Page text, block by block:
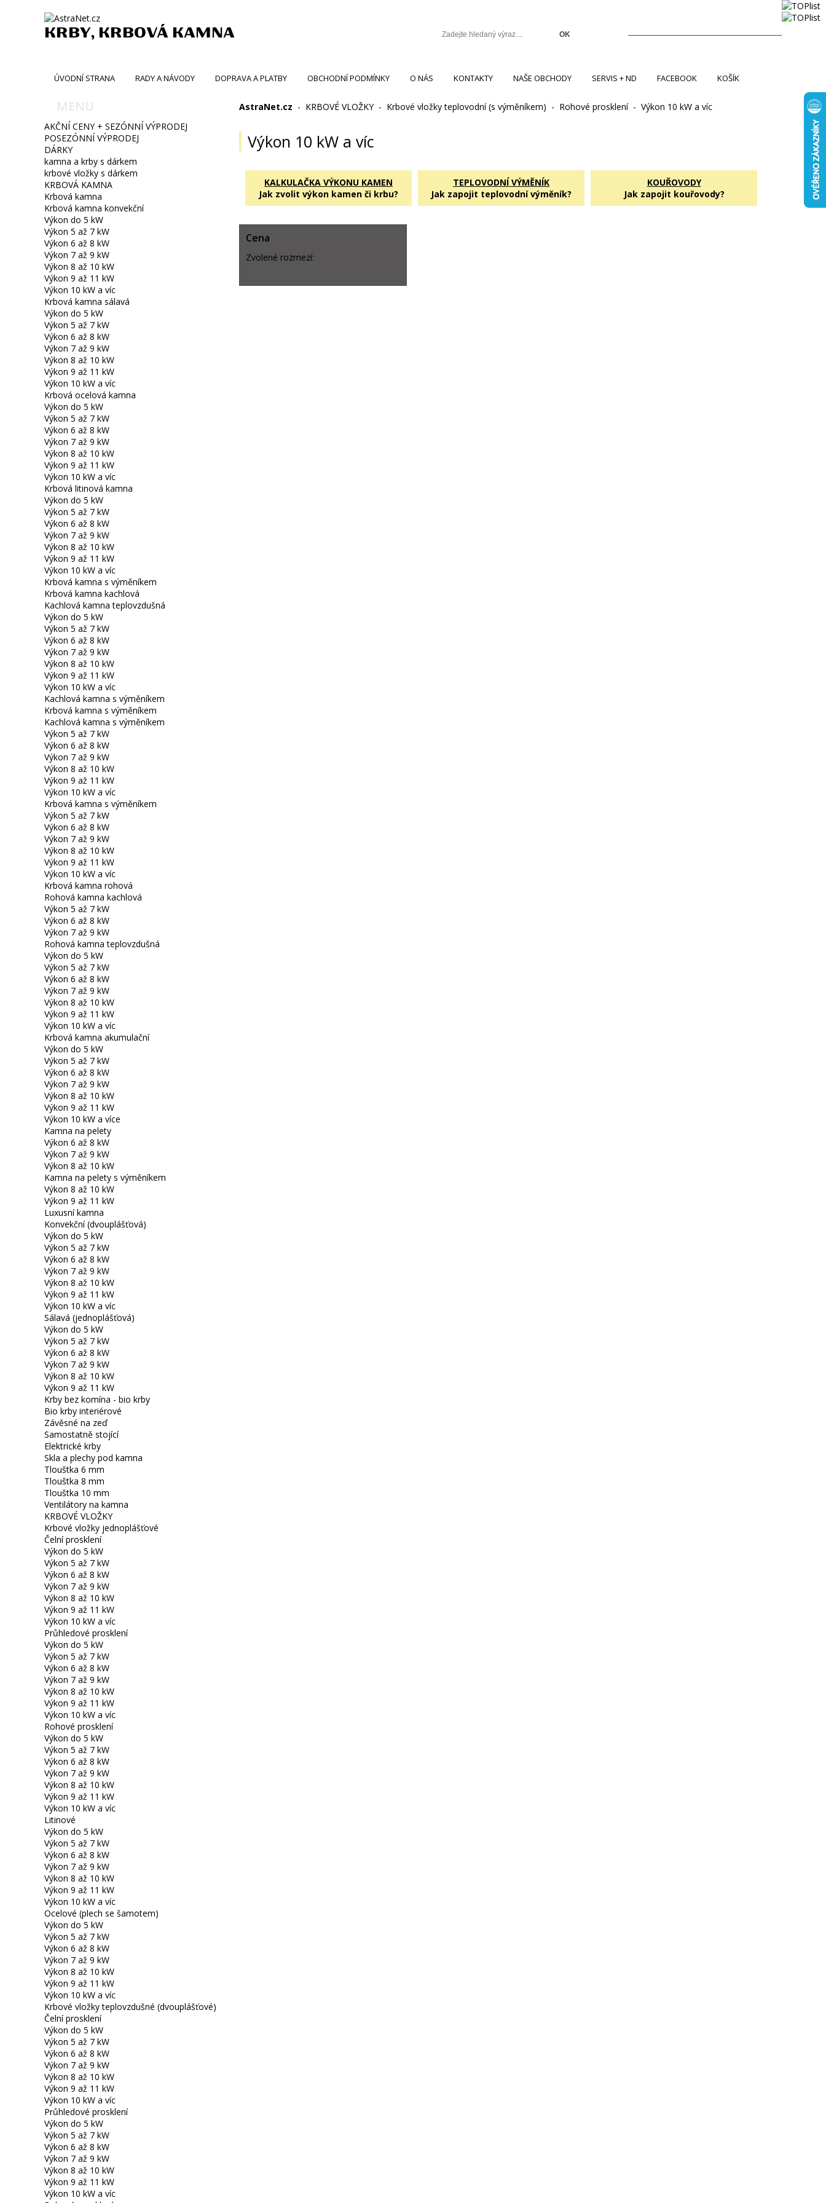
KRBY, KRBOVÁ KAMNA
ÚVODNÍ STRANA RADY A NÁVODY DOPRAVA A PLATBY OBCHODNÍ PODMÍNKY O NÁS KONTAKTY NAŠE OBCHODY SERVIS + ND FACEBOOK KOŠÍK
AKČNÍ CENY + SEZÓNNÍ VÝPRODEJ
POSEZÓNNÍ VÝPRODEJ
DÁRKY
kamna a krby s dárkem
krbové vložky s dárkem
KRBOVÁ KAMNA
Krbová kamna
Krbová kamna konvekční
Výkon do 5 kW
Výkon 5 až 7 kW
Výkon 6 až 8 kW
Výkon 7 až 9 kW
Výkon 8 až 10 kW
Výkon 9 až 11 kW
Výkon 10 kW a víc
Krbová kamna sálavá
Výkon do 5 kW
Výkon 5 až 7 kW
Výkon 6 až 8 kW
Výkon 7 až 9 kW
Výkon 8 až 10 kW
Výkon 9 až 11 kW
Výkon 10 kW a víc
Krbová ocelová kamna
Výkon do 5 kW
Výkon 5 až 7 kW
Výkon 6 až 8 kW
Výkon 7 až 9 kW
Výkon 8 až 10 kW
Výkon 9 až 11 kW
Výkon 10 kW a víc
Krbová litinová kamna
Výkon do 5 kW
Výkon 5 až 7 kW
Výkon 6 až 8 kW
Výkon 7 až 9 kW
Výkon 8 až 10 kW
Výkon 9 až 11 kW
Výkon 10 kW a víc
Krbová kamna s výměníkem
Krbová kamna kachlová
Kachlová kamna teplovzdušná
Výkon do 5 kW
Výkon 5 až 7 kW
Výkon 6 až 8 kW
Výkon 7 až 9 kW
Výkon 8 až 10 kW
Výkon 9 až 11 kW
Výkon 10 kW a víc
Kachlová kamna s výměníkem
Krbová kamna s výměníkem
Kachlová kamna s výměníkem
Výkon 5 až 7 kW
Výkon 6 až 8 kW
Výkon 7 až 9 kW
Výkon 8 až 10 kW
Výkon 9 až 11 kW
Výkon 10 kW a víc
Krbová kamna s výměníkem
Výkon 5 až 7 kW
Výkon 6 až 8 kW
Výkon 7 až 9 kW
Výkon 8 až 10 kW
Výkon 9 až 11 kW
Výkon 10 kW a víc
Krbová kamna rohová
Rohová kamna kachlová
Výkon 5 až 7 kW
Výkon 6 až 8 kW
Výkon 7 až 9 kW
Rohová kamna teplovzdušná
Výkon do 5 kW
Výkon 5 až 7 kW
Výkon 6 až 8 kW
Výkon 7 až 9 kW
Výkon 8 až 10 kW
Výkon 9 až 11 kW
Výkon 10 kW a víc
Krbová kamna akumulační
Výkon do 5 kW
Výkon 5 až 7 kW
Výkon 6 až 8 kW
Výkon 7 až 9 kW
Výkon 8 až 10 kW
Výkon 9 až 11 kW
Výkon 10 kW a více
Kamna na pelety
Výkon 6 až 8 kW
Výkon 7 až 9 kW
Výkon 8 až 10 kW
Kamna na pelety s výměníkem
Výkon 8 až 10 kW
Výkon 9 až 11 kW
Luxusní kamna
Konvekční (dvouplášťová)
Výkon do 5 kW
Výkon 5 až 7 kW
Výkon 6 až 8 kW
Výkon 7 až 9 kW
Výkon 8 až 10 kW
Výkon 9 až 11 kW
Výkon 10 kW a víc
Sálavá (jednoplášťová)
Výkon do 5 kW
Výkon 5 až 7 kW
Výkon 6 až 8 kW
Výkon 7 až 9 kW
Výkon 8 až 10 kW
Výkon 9 až 11 kW
Krby bez komína - bio krby
Bio krby interiérové
Závěsné na zeď
Samostatně stojící
Elektrické krby
Skla a plechy pod kamna
Tlouštka 6 mm
Tlouštka 8 mm
Tlouštka 10 mm
Ventilátory na kamna
KRBOVÉ VLOŽKY
Krbové vložky jednoplášťové
Čelní prosklení
Výkon do 5 kW
Výkon 5 až 7 kW
Výkon 6 až 8 kW
Výkon 7 až 9 kW
Výkon 8 až 10 kW
Výkon 9 až 11 kW
Výkon 10 kW a víc
Průhledové prosklení
Výkon do 5 kW
Výkon 5 až 7 kW
Výkon 6 až 8 kW
Výkon 7 až 9 kW
Výkon 8 až 10 kW
Výkon 9 až 11 kW
Výkon 10 kW a víc
Rohové prosklení
Výkon do 5 kW
Výkon 5 až 7 kW
Výkon 6 až 8 kW
Výkon 7 až 9 kW
Výkon 8 až 10 kW
Výkon 9 až 11 kW
Výkon 10 kW a víc
Litinové
Výkon do 5 kW
Výkon 5 až 7 kW
Výkon 6 až 8 kW
Výkon 7 až 9 kW
Výkon 8 až 10 kW
Výkon 9 až 11 kW
Výkon 10 kW a víc
Ocelové (plech se šamotem)
Výkon do 5 kW
Výkon 5 až 7 kW
Výkon 6 až 8 kW
Výkon 7 až 9 kW
Výkon 8 až 10 kW
Výkon 9 až 11 kW
Výkon 10 kW a víc
Krbové vložky teplovzdušné (dvouplášťové)
Čelní prosklení
Výkon do 5 kW
Výkon 5 až 7 kW
Výkon 6 až 8 kW
Výkon 7 až 9 kW
Výkon 8 až 10 kW
Výkon 9 až 11 kW
Výkon 10 kW a víc
Průhledové prosklení
Výkon do 5 kW
Výkon 5 až 7 kW
Výkon 6 až 8 kW
Výkon 7 až 9 kW
Výkon 8 až 10 kW
Výkon 9 až 11 kW
Výkon 10 kW a víc
AstraNet.cz - KRBOVÉ VLOŽKY- Krbové vložky teplovodní (s výměníkem) - Rohové prosklení- Výkon 10 kW a víc
Výkon 10 kW a víc
KALKULAČKA VÝKONU KAMEN
Jak zvolit výkon kamen či krbu?
TEPLOVODNÍ VÝMĚNÍK
Jak zapojit teplovodní výměník?
KOUŘOVODY
Jak zapojit kouřovody?
Cena
Zvolené rozmezí: